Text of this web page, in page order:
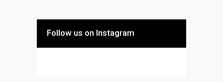
Follow us on Instagram